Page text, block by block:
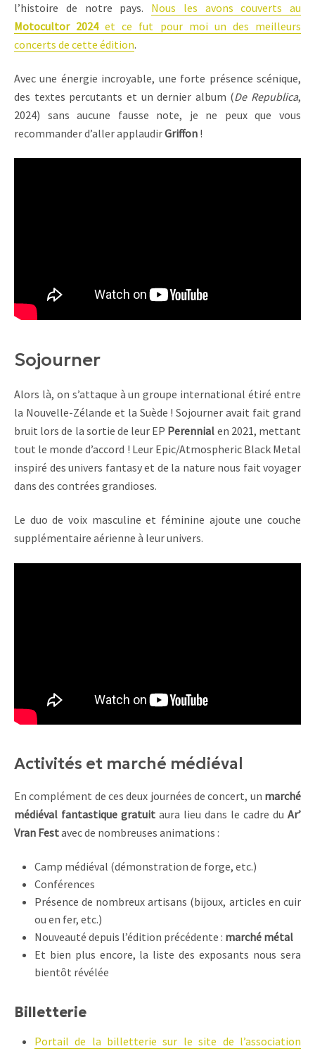
l’histoire de notre pays. Nous les avons couverts au
Motocultor 2024et ce fut pour moi un des meilleurs
concerts de cette édition.
Avec une énergie incroyable, une forte présence scénique,
des textes percutants et un dernier album (De Republica,
2024) sans aucune fausse note, je ne peux que vous
recommander d’aller applaudirGriffon !
Sojourner
Alors là, on s’attaque à un groupe international étiré entre
la Nouvelle-Zélande et la Suède ! Sojourner avait fait grand
bruit lors de la sortie de leur EP Perennial en 2021, mettant
tout le monde d’accord ! Leur Epic/Atmospheric Black Metal
inspiré des univers fantasy et de la nature nous fait voyager
dans des contrées grandioses.
Le duo de voix masculine et féminine ajoute une couche
supplémentaire aérienne à leur univers.
Activités et marché médiéval
En complément de ces deux journées de concert, un marché
médiéval fantastique gratuit aura lieu dans le cadre du Ar’
Vran Festavec de nombreuses animations :
Camp médiéval (démonstration de forge, etc.)
Conférences
Présence de nombreux artisans (bijoux, articles en cuir
ou en fer, etc.)
Nouveauté depuis l’édition précédente : marché métal
Et bien plus encore, la liste des exposants nous sera
bientôt révélée
Billetterie
Portail de la billetterie sur le site de l’association